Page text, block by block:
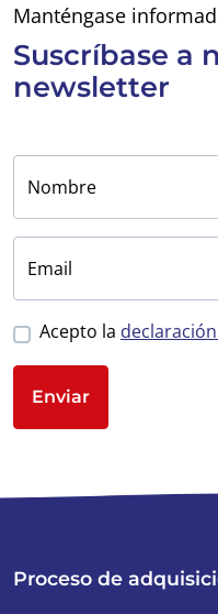
Manténgase
Suscríbase a
newsletter
Nombre
Email
Acepto la
Enviar
Proceso de